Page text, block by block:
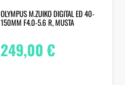
OLYMPUS M.ZUIKO DIGITAL ED 40-
150MM F4.0-5.6 R, MUSTA
249,00€